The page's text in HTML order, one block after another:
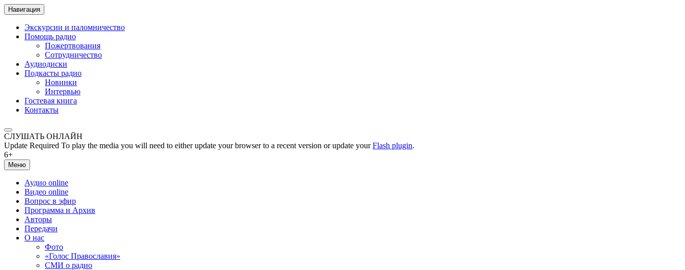
Навигация
Экскурсии и паломничество
Помощь радио
Пожертвования
Сотрудничество
Аудиодиски
Подкасты радио
Новинки
Интервью
Гостевая книга
Контакты
СЛУШАТЬ ОНЛАЙН
Update Required To play the media you will need to either update your browser to a recent version or update yourFlash plugin.
6+
Меню
Аудио online
Видео online
Вопрос в эфир
Программа и Архив
Авторы
Передачи
О нас
Фото
«Голос Православия»
СМИ о радио